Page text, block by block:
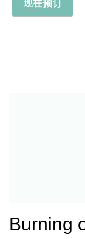
现在预订
Burning